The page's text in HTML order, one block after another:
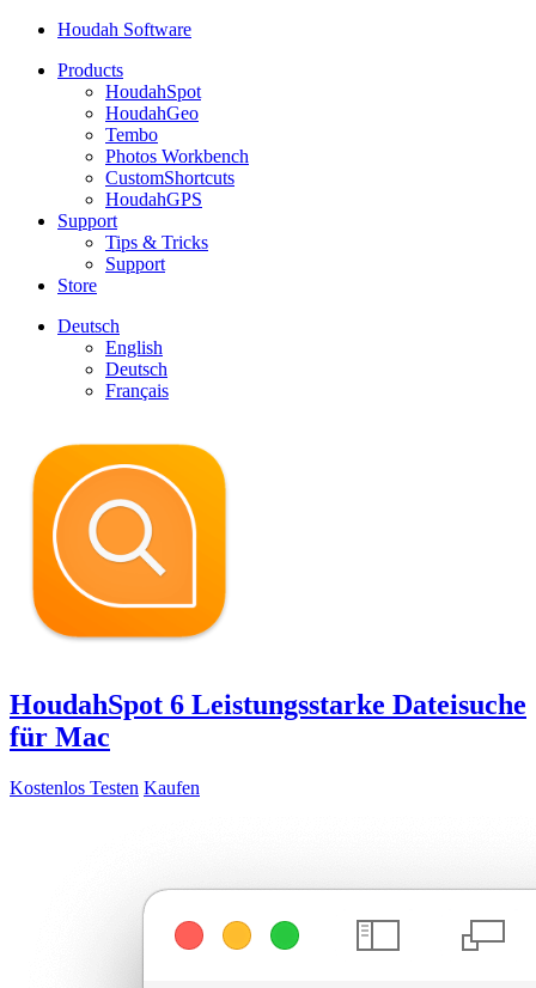
Houdah Software
Products
HoudahSpot
HoudahGeo
Tembo
Photos Workbench
CustomShortcuts
HoudahGPS
Support
Tips & Tricks
Support
Store
Deutsch
English
Deutsch
Français
HoudahSpot 6 Leistungsstarke Dateisuche
für Mac
Kostenlos Testen Kaufen